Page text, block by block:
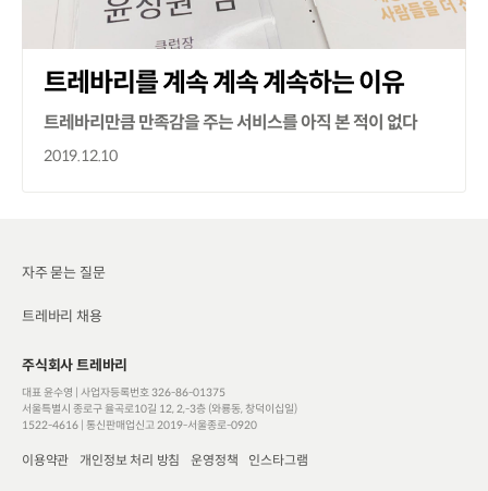
트레바리를 계속 계속 계속하는 이유
트레바리만큼 만족감을 주는 서비스를 아직 본 적이 없다
2019.12.10
자주 묻는 질문
트레바리 채용
주식회사 트레바리
대표 윤수영 | 사업자등록번호 326-86-01375
서울특별시 종로구 율곡로10길 12, 2,-3층 (와룡동, 창덕이십일)
1522-4616 통신판매업신고 2019-서울종로-0920
이용약관 개인정보 처리 방침 운영정책 인스타그램